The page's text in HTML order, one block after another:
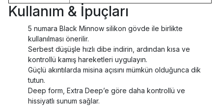
Kullanım & İpuçları
5 numara Black Minnow silikon gövde ile birlikte
kullanılması önerilir.
Serbest düşüşle hızlı dibe indirin, ardından kısa ve
kontrollü kamış hareketleri uygulayın.
Güçlü akıntılarda misina açısını mümkün olduğunca dik
tutun.
Deep form, Extra Deep’e göre daha kontrollü ve
hissiyatlı sunum sağlar.